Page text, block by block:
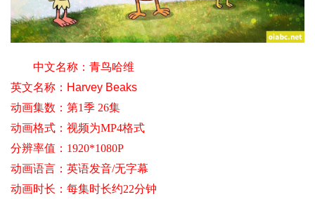
中文名称： 青鸟哈维
英文名称： Harvey Beaks
动画集数：第1季 26集
动画格式：视频为MP4格式
分辨率值 ：1920*1080P
动画语言：英语发音/无字幕
动画时长：每集时长约22分钟